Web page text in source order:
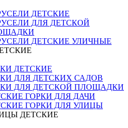
ДЕТСКИЕ
ДЛЯ ДЕТСКОЙ
ДЕТСКИЕ УЛИЧНЫЕ
ДЕТСКИЕ
ДЛЯ ДЕТСКИХ САДОВ
ДЛЯ ДЕТСКОЙ ПЛОЩАДКИ
ГОРКИ ДЛЯ ДАЧИ
ГОРКИ ДЛЯ УЛИЦЫ
ДЕТСКИЕ